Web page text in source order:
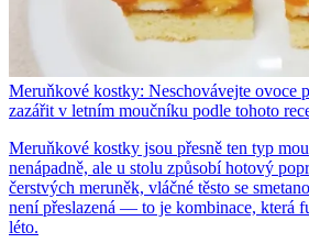
Meruňkové kostky: Neschovávejte ovoce
zazářit v letním moučníku podle tohoto
Meruňkové kostky jsou přesně ten typ
nenápadně, ale u stolu způsobí hotový
čerstvých meruněk, vláčné těsto se
není přeslazená — to je kombinace, která
léto.